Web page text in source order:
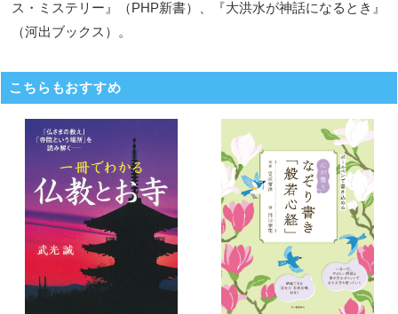
ス・ミステリー』（PHP新書）、『大洪水が神話になるとき』
（河出ブックス）。
こちらもおすすめ